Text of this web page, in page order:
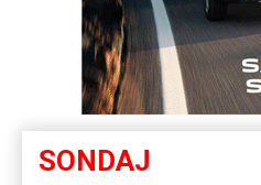
SONDAJ